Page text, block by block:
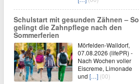
Schulstart mit gesunden Zähnen – So
gelingt die Zahnpflege nach den
Sommerferien
Mörfelden-Walldorf,
07.08.2026 (lifePR) -
Nach Wochen voller
Eiscreme, Limonade
und […] (00)